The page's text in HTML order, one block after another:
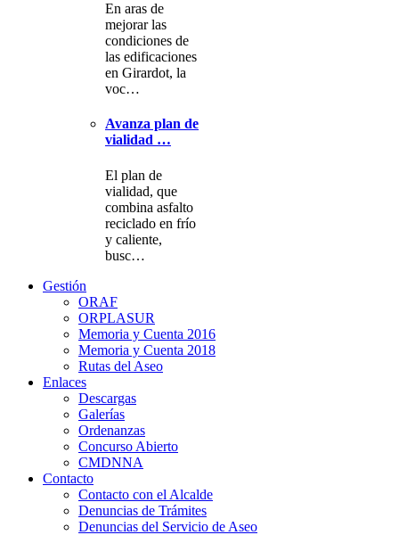
En aras de
mejorar las
condiciones de
las edificaciones
en Girardot, la
voc…
Avanza plan de
vialidad …
El plan de
vialidad, que
combina asfalto
reciclado en frío
y caliente,
busc…
Gestión
ORAF
ORPLASUR
Memoria y Cuenta 2016
Memoria y Cuenta 2018
Rutas del Aseo
Enlaces
Descargas
Galerías
Ordenanzas
Concurso Abierto
CMDNNA
Contacto
Contacto con el Alcalde
Denuncias de Trámites
Denuncias del Servicio de Aseo